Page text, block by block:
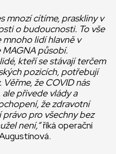
mnozí cítíme, praskliny v
o budoucnosti. To vše
lidí hlavně v
MAGNA působí.
kteří se stávají terčem
pozicích, potřebují
že COVID nás
přivede vlády a
že zdravotní
pro všechny bez
není,“říká operační